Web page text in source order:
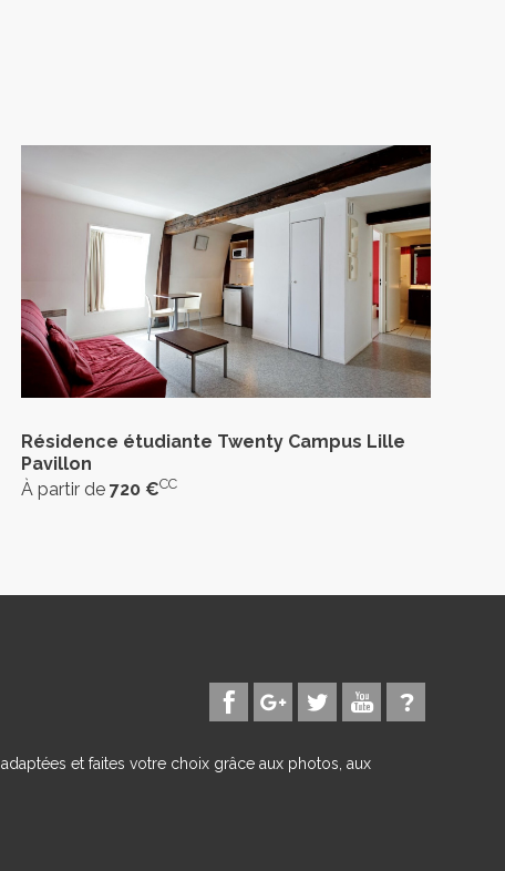
Résidence étudiante Twenty Campus Lille
Pavillon
À partir de 720 €CC
et faites votre choix grâce aux photos, aux